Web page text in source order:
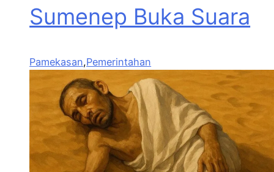
Sumenep Buka Suara
Pamekasan,Pemerintahan